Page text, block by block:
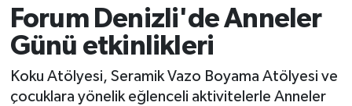
Forum Denizli'de Anneler
Günü etkinlikleri
Koku Atölyesi, Seramik Vazo Boyama Atölyesi ve
çocuklara yönelik eğlenceli aktivitelerle Anneler
Rize Jandarma Komutanlığı
Bilim Teknoloji
Bölge
Süper Lig Puan Durumu ve Fikstür
Tüm Manşetler
Son Dakika Haberleri